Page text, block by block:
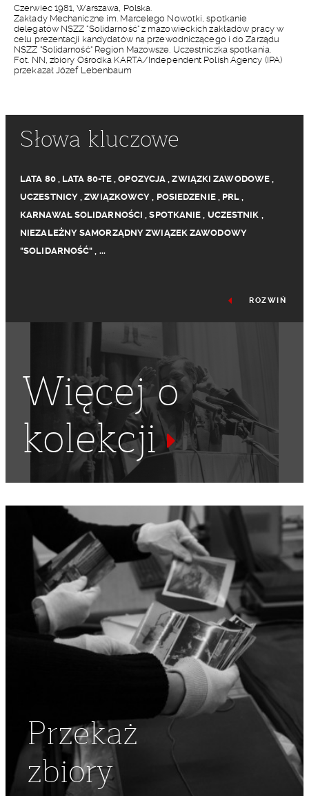
Czerwiec 1981, Warszawa, Polska.
Zakłady Mechaniczne im. Marcelego Nowotki, spotkanie
delegatów NSZZ "Solidarność" z mazowieckich zakładów pracy w
celu prezentacji kandydatów na przewodniczącego i do Zarządu
NSZZ "Solidarność" Region Mazowsze. Uczestniczka spotkania.
Fot. NN, zbiory Ośrodka KARTA/Independent Polish Agency (IPA)
przekazał Józef Lebenbaum
Słowa kluczowe
LATA 80, LATA 80-TE ,OPOZYCJA ,ZWIĄZKI ZAWODOWE ,
UCZESTNICY ,ZWIĄZKOWCY , POSIEDZENIE, PRL ,
KARNAWAŁ SOLIDARNOŚCI ,SPOTKANIE , UCZESTNIK ,
NIEZALEŻNY SAMORZĄDNY ZWIĄZEK ZAWODOWY
"SOLIDARNOŚĆ" , ...
DYSYDENCI NSZZ "SOLIDARNOŚĆ"
ROZWIŃ
Więcej o
kolekcji
Przekaż
zbiory